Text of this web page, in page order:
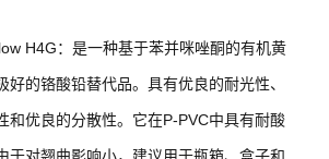
H4G：是一种基于苯并咪唑酮的有机黄
好的铬酸铅替代品。具有优良的耐光性、
和优良的分散性。它在P-PVC中具有耐酸
于对翘曲影响小，建议用于瓶箱、盒子和